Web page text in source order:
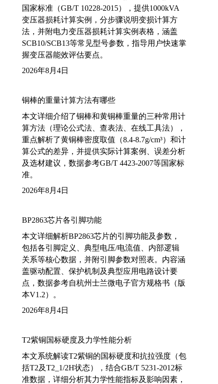
国家标准（GB/T 10228-2015），提供1000kVA
变压器损耗计算实例，分步骤说明变损计算方
法，并附电力变压器损耗计算实例表格，涵盖
SCB10/SCB13等常见型号参数，指导用户快速掌
握变压器能效评估要点。
2026年8月4日
铜棒的重量计算方法有哪些
本文详细介绍了铜棒和黄铜棒重量的三种常用计
算方法（理论公式法、查表法、在线工具法），
重点解析了黄铜棒密度取值（8.4-8.7g/cm³）和计
算公式的差异，并提供实际计算案例、误差分析
及选材建议，数据参考GB/T 4423-2007等国家标
准。
2026年8月4日
BP2863芯片各引脚功能
本文详细解析BP2863芯片的引脚功能及参数，
包括各引脚定义、典型电压/电流值、内部逻辑
关系等核心数据，并附引脚参数对照表。内容涵
盖驱动配置、保护机制及典型应用电路设计要
点，数据参考自杭州士兰微电子官方规格书（版
本V1.2）。
2026年8月4日
T2紫铜国标硬度及力学性能分析
本文系统解读T2紫铜的国标硬度和抗拉强度（包
括T2及T2_1/2H状态），结合GB/T 5231-2012标
准数据，详细分析其力学性能指标及影响因素，